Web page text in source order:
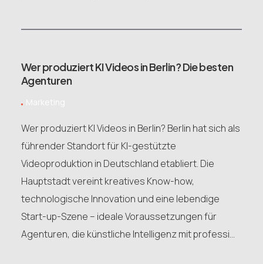
Wer produziert KI Videos in Berlin? Die besten
Agenturen
Marketing
Wer produziert KI Videos in Berlin? Berlin hat sich als
führender Standort für KI-gestützte
Videoproduktion in Deutschland etabliert. Die
Hauptstadt vereint kreatives Know-how,
technologische Innovation und eine lebendige
Start-up-Szene – ideale Voraussetzungen für
Agenturen, die künstliche Intelligenz mit professi...